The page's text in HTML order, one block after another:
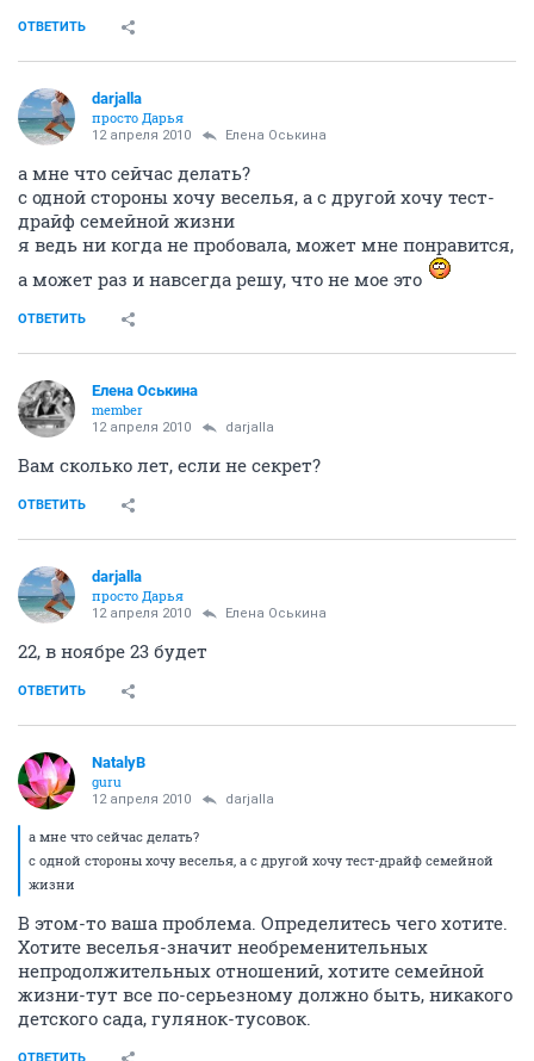
ОТВЕТИТЬ
darjalla
просто Дарья
12 апреля 2010 Елена Оськина
а мне что сейчас делать?
с одной стороны хочу веселья, а с другой хочу тест-
драйф семейной жизни
я ведь ни когда не пробовала, может мне понравится,
а может раз и навсегда решу, что не мое это
ОТВЕТИТЬ
Елена Оськина
member
12 апреля 2010 darjalla
Вам сколько лет, если не секрет?
ОТВЕТИТЬ
darjalla
просто Дарья
12 апреля 2010 Елена Оськина
22, в ноябре 23 будет
ОТВЕТИТЬ
NatalyB
guru
12 апреля 2010 darjalla
а мне что сейчас делать?
с одной стороны хочу веселья, а с другой хочу тест-драйф семейной
жизни
В этом-то ваша проблема. Определитесь чего хотите.
Хотите веселья-значит необременительных
непродолжительных отношений, хотите семейной
жизни-тут все по-серьезному должно быть, никакого
детского сада, гулянок-тусовок.